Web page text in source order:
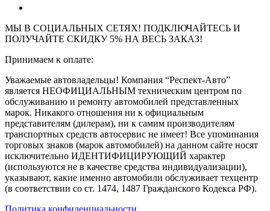
МЫ В СОЦИАЛЬНЫХ СЕТЯХ! ПОДКЛЮЧАЙТЕСЬ И
ПОЛУЧАЙТЕ СКИДКУ 5% НА ВЕСЬ ЗАКАЗ!
Принимаем к оплате:
Уважаемые автовладельцы! Компания “Респект-Авто”
является НЕОФИЦИАЛЬНЫМ техническим центром по
обслуживанию и ремонту автомобилей представленных
марок. Никакого отношения ни к официальным
представителям (дилерам), ни к самим производителям
транспортных средств автосервис не имеет! Все упоминания
торговых знаков (марок автомобилей) на данном сайте носят
исключительно ИДЕНТИФИЦИРУЮЩИЙ характер
(используются не в качестве средства индивидуализации),
указывают, какие именно автомобили обслуживает техцентр
(в соответствии со ст. 1474, 1487 Гражданского Кодекса РФ).
Политика конфиденциальности